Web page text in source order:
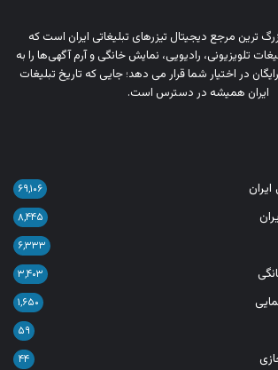
ترین مرجع دیجیتال تیزرهای تبلیغاتی ایران است که
تلویزیونی، رادیویی، نمایش خانگی و آرم‌ آگهی‌ها را به‌
در اختیار شما قرار می‌ دهد؛ جایی که تاریخ تبلیغات
ایران همیشه در دسترس است.
۶۹,۱۰۶
۸,۴۴۵
۶,۳۳۳
۳,۴۰۳
۱,۶۵۰
۵۹
۴۴